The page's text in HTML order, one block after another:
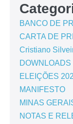
BANCO DE
CARTA DE
Cristiano
DOWNLOADS
ELEIÇÕES
MANIFESTO
MINAS
NOTAS E